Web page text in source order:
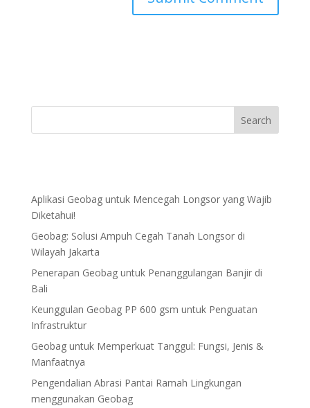
Aplikasi Geobag untuk Mencegah Longsor yang Wajib
Diketahui!
Geobag: Solusi Ampuh Cegah Tanah Longsor di
Wilayah Jakarta
Penerapan Geobag untuk Penanggulangan Banjir di
Bali
Keunggulan Geobag PP 600 gsm untuk Penguatan
Infrastruktur
Geobag untuk Memperkuat Tanggul: Fungsi, Jenis &
Manfaatnya
Pengendalian Abrasi Pantai Ramah Lingkungan
menggunakan Geobag